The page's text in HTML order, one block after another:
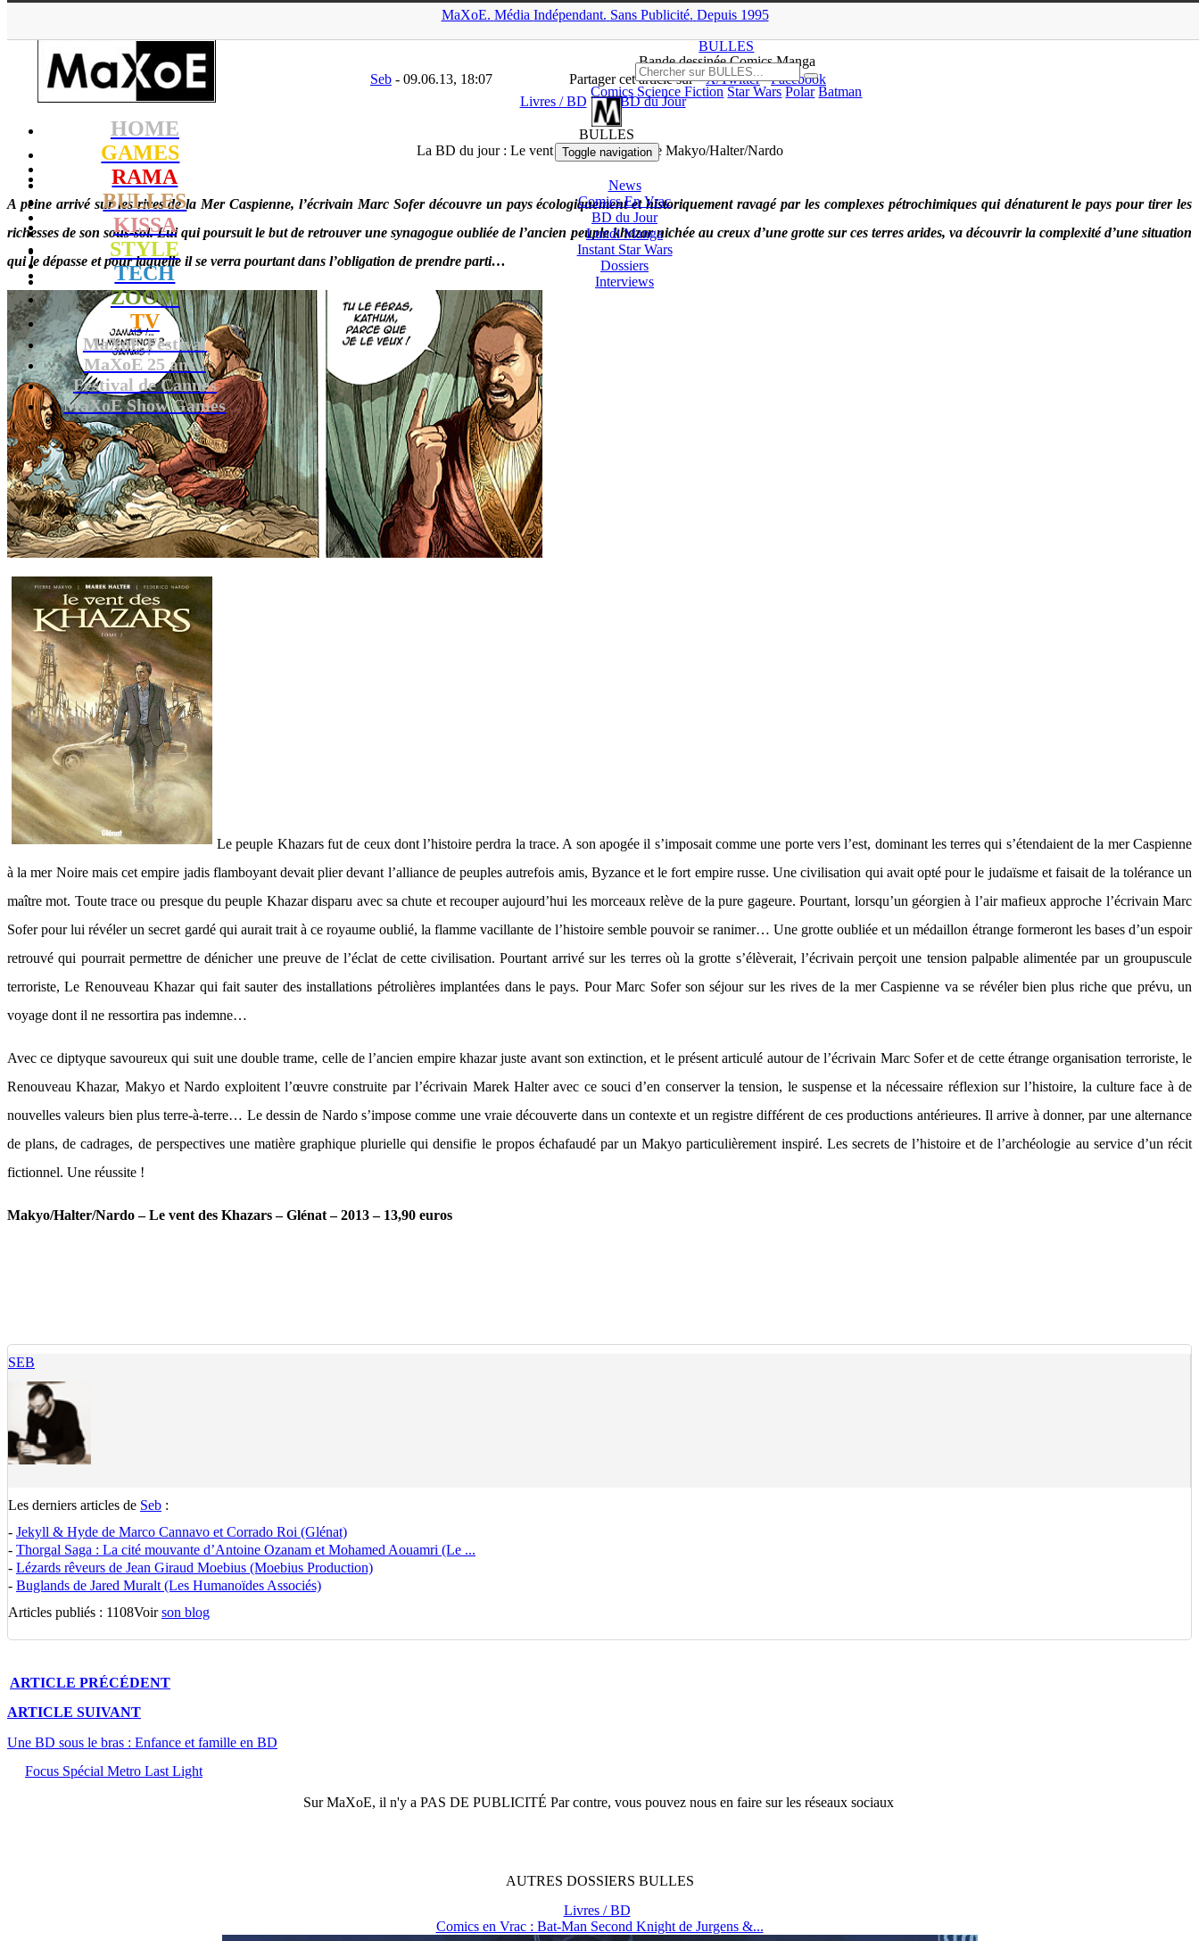
MaXoE. Média Indépendant. Sans Publicité. Depuis 1995
HOME
GAMES
RAMA
BULLES
KISSA
STYLE
TECH
ZOOM
TV
MaXoE Festival
MaXoE 25 ans !
Festival de Cannes
MaXoE Show Games
BULLES
Bande dessinée Comics Manga
Comics Science Fiction Star Wars Polar Batman
BULLES
Toggle navigation
News
Comics En Vrac
BD du Jour
Lundi Manga
Instant Star Wars
Dossiers
Interviews
▲
Seb - 09.06.13, 18:07 Partager cet article sur X/Twitter
Facebook
Livres / BD
BD du Jour
La BD du jour : Le vent des Khazars T2 de Makyo/Halter/Nardo
A peine arrivé sur les rives de la Mer Caspienne, l’écrivain Marc Sofer découvre un pays écologiquement et historiquement ravagé par les complexes pétrochimiques qui dénaturent le pays pour tirer les
richesses de son sous-sol. Lui qui poursuit le but de retrouver une synagogue oubliée de l’ancien peuple khazar nichée au creux d’une grotte sur ces terres arides, va découvrir la complexité d’une situation
qui le dépasse et pour laquelle il se verra pourtant dans l’obligation de prendre parti…
Le peuple Khazars fut de ceux dont l’histoire perdra la trace. A son apogée il s’imposait comme une porte vers l’est, dominant les terres qui s’étendaient de la mer Caspienne
à la mer Noire mais cet empire jadis flamboyant devait plier devant l’alliance de peuples autrefois amis, Byzance et le fort empire russe. Une civilisation qui avait opté pour le judaïsme et faisait de la tolérance un
maître mot. Toute trace ou presque du peuple Khazar disparu avec sa chute et recouper aujourd’hui les morceaux relève de la pure gageure. Pourtant, lorsqu’un géorgien à l’air mafieux approche l’écrivain Marc
Sofer pour lui révéler un secret gardé qui aurait trait à ce royaume oublié, la flamme vacillante de l’histoire semble pouvoir se ranimer… Une grotte oubliée et un médaillon étrange formeront les bases d’un espoir
retrouvé qui pourrait permettre de dénicher une preuve de l’éclat de cette civilisation. Pourtant arrivé sur les terres où la grotte s’élèverait, l’écrivain perçoit une tension palpable alimentée par un groupuscule
terroriste, Le Renouveau Khazar qui fait sauter des installations pétrolières implantées dans le pays. Pour Marc Sofer son séjour sur les rives de la mer Caspienne va se révéler bien plus riche que prévu, un
voyage dont il ne ressortira pas indemne…
Avec ce diptyque savoureux qui suit une double trame, celle de l’ancien empire khazar juste avant son extinction, et le présent articulé autour de l’écrivain Marc Sofer et de cette étrange organisation terroriste, le
Renouveau Khazar, Makyo et Nardo exploitent l’œuvre construite par l’écrivain Marek Halter avec ce souci d’en conserver la tension, le suspense et la nécessaire réflexion sur l’histoire, la culture face à de
nouvelles valeurs bien plus terre-à-terre… Le dessin de Nardo s’impose comme une vraie découverte dans un contexte et un registre différent de ces productions antérieures. Il arrive à donner, par une alternance
de plans, de cadrages, de perspectives une matière graphique plurielle qui densifie le propos échafaudé par un Makyo particulièrement inspiré. Les secrets de l’histoire et de l’archéologie au service d’un récit
fictionnel. Une réussite !
Makyo/Halter/Nardo – Le vent des Khazars – Glénat – 2013 – 13,90 euros
SEB
Les derniers articles de Seb :
- Jekyll & Hyde de Marco Cannavo et Corrado Roi (Glénat)
- Thorgal Saga : La cité mouvante d’Antoine Ozanam et Mohamed Aouamri (Le ...
- Lézards rêveurs de Jean Giraud Moebius (Moebius Production)
- Buglands de Jared Muralt (Les Humanoïdes Associés)
Articles publiés : 1108Voirson blog
ARTICLE PRÉCÉDENT
ARTICLE SUIVANT
Une BD sous le bras : Enfance et famille en BD
Focus Spécial Metro Last Light
SurMaXoE, il n'y a PAS DE PUBLICITÉ Par contre, vous pouvez nous en faire sur les réseaux sociaux
AUTRES DOSSIERS BULLES
Livres / BD
Comics en Vrac : Bat-Man Second Knight de Jurgens &...